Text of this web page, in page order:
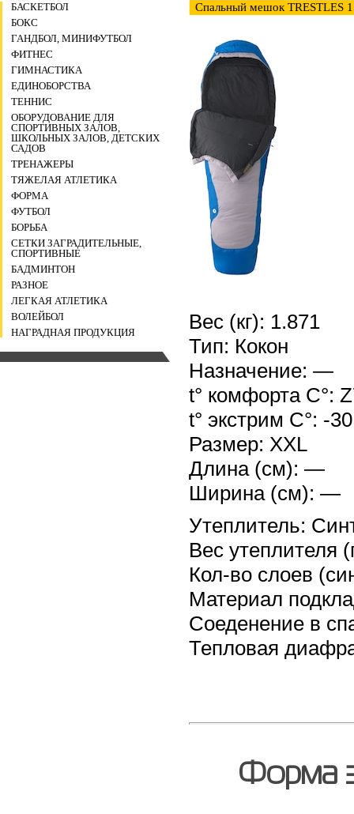
БАСКЕТБОЛ
БОКС
ГАНДБОЛ, МИНИФУТБОЛ
ФИТНЕС
ГИМНАСТИКА
ЕДИНОБОРСТВА
ТЕННИС
ОБОРУДОВАНИЕ ДЛЯ
СПОРТИВНЫХ ЗАЛОВ,
ШКОЛЬНЫХ ЗАЛОВ, ДЕТСКИХ
САДОВ
ТРЕНАЖЕРЫ
ТЯЖЕЛАЯ АТЛЕТИКА
ФОРМА
ФУТБОЛ
БОРЬБА
СЕТКИ ЗАГРАДИТЕЛЬНЫЕ,
СПОРТИВНЫЕ
БАДМИНТОН
РАЗНОЕ
ЛЕГКАЯ АТЛЕТИКА
ВОЛЕЙБОЛ
НАГРАДНАЯ ПРОДУКЦИЯ
Спальный мешок TRESTLES
Вес (кг): 1.871
Тип: Кокон
Назначение: —
t° комфорта С°:
t° экстрим C°: -30
Размер: XXL
Длина (см): —
Ширина (см): —
Утеплитель:
Вес утеплителя
Кол-во слоев
Материал
Соеденение в
Тепловая
Форма